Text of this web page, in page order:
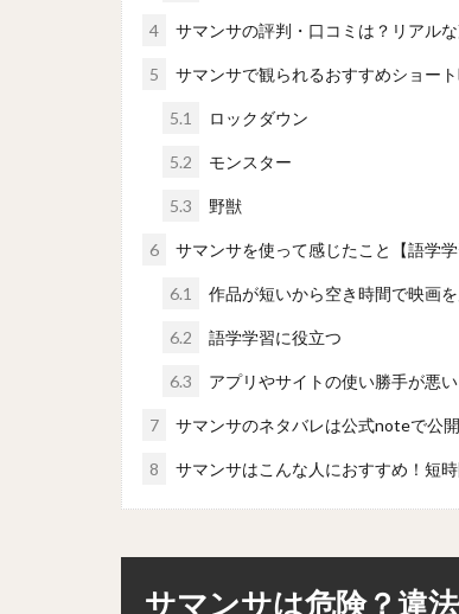
4 サマンサの評判・口コミは？リアル
5 サマンサで観られるおすすめショー
5.1 ロックダウン
5.2 モンスター
5.3 野獣
6 サマンサを使って感じたこと【語学
6.1 作品が短いから空き時間で映画
6.2 語学学習に役立つ
6.3 アプリやサイトの使い勝手が悪い
7 サマンサのネタバレは公式noteで公
8 サマンサはこんな人におすすめ！短
サマンサは危険？違